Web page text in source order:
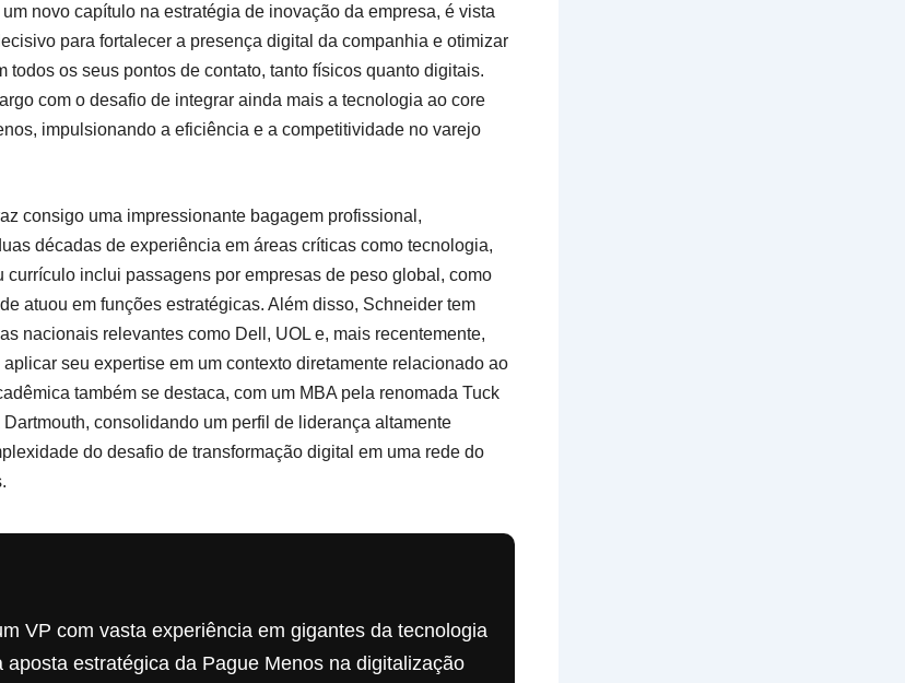
novo capítulo na estratégia de inovação da empresa, é vista
para fortalecer a presença digital da companhia e otimizar
todos os seus pontos de contato, tanto físicos quanto digitais.
com o desafio de integrar ainda mais a tecnologia ao core
impulsionando a eficiência e a competitividade no varejo
consigo uma impressionante bagagem profissional,
décadas de experiência em áreas críticas como tecnologia,
currículo inclui passagens por empresas de peso global, como
atuou em funções estratégicas. Além disso, Schneider tem
nacionais relevantes como Dell, UOL e, mais recentemente,
seu expertise em um contexto diretamente relacionado ao
também se destaca, com um MBA pela renomada Tuck
consolidando um perfil de liderança altamente
do desafio de transformação digital em uma rede do
VP com vasta experiência em gigantes da tecnologia
aposta estratégica da Pague Menos na digitalização